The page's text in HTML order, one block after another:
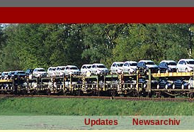
Updates Newsarchiv